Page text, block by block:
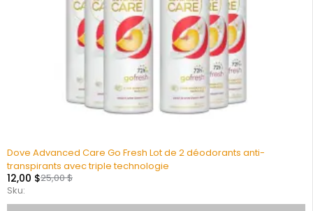
Dove Advanced Care Go Fresh Lot de 2 déodorants anti-
transpirants avec triple technologie
25,00$
12,00 $
Sku: